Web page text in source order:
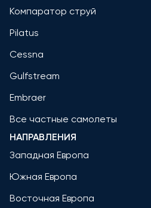
Компаратор струй
Pilatus
Cessna
Gulfstream
Embraer
Все частные самолеты
НАПРАВЛЕНИЯ
Западная Европа
Южная Европа
Восточная Европа